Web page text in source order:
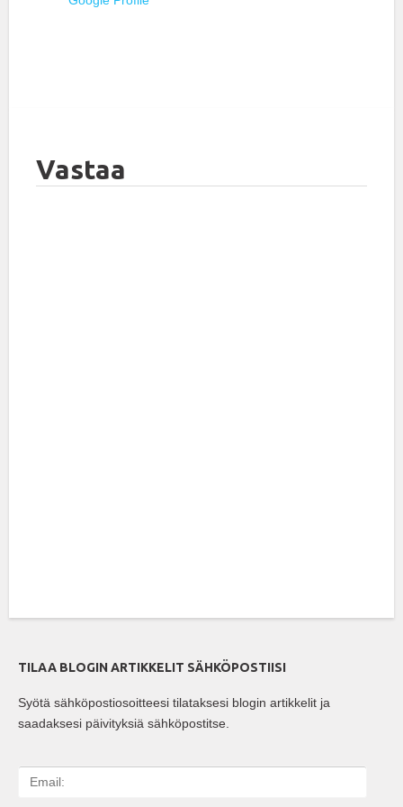
Vastaa
TILAA BLOGIN ARTIKKELIT SÄHKÖPOSTIISI
Syötä sähköpostiosoitteesi tilataksesi blogin artikkelit ja
saadaksesi päivityksiä sähköpostitse.